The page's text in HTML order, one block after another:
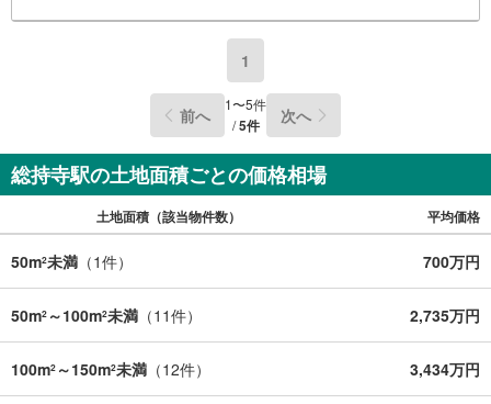
1
前へ 1〜5件
/5件 次へ
総持寺駅の土地面積ごとの価格相場
土地面積（該当物件数） 平均価格
50m2未満 （1件） 700万円
50m2 ～100m2未満 （11件） 2,735万円
100m2 ～150m2未満 （12件） 3,434万円